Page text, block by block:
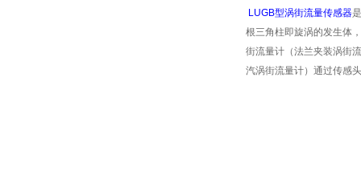
LUGB型涡街流量传感器
根三角柱即旋涡的发生体
街流量计（法兰夹装涡街
汽涡街流量计） 通过传感